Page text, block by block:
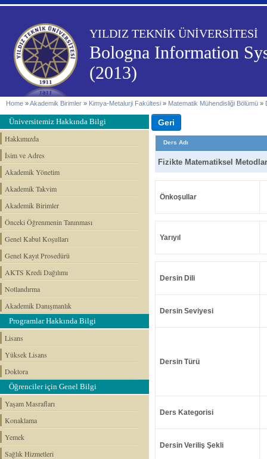
YILDIZ TEKNİK ÜNİVERSİTESİ
Bologna Information
(2013)
Home »Akademik Birimler » Kimya-Metalurji Fakültesi » Matematik Mühendisliği Bölümü »
Üniversitemiz Hakkında Bilgi
Hakkımızda
İsim ve Adres
Akademik Yönetim
Akademik Takvim
Akademik Birimler
Önceki Öğrenmenin Tanınması
Genel Kabul Koşulları
Genel Kayıt Prosedürü
AKTS Kredi Dağılımı
Notlandırma
Akademik Danışmanlık
Programlar Hakkında Bilgi
Lisans
Yüksek Lisans
Doktora
Öğrenciler için Genel Bilgi
Yaşam Masrafları
Konaklama
Yemek
Sağlık Hizmetleri
Ders Adı
Fizikte Matematiksel Metodlar
Önkoşullar
Yarıyıl
Dersin Dili
Dersin Seviyesi
Dersin Türü
Ders Kategorisi
Dersin Veriliş Şekli